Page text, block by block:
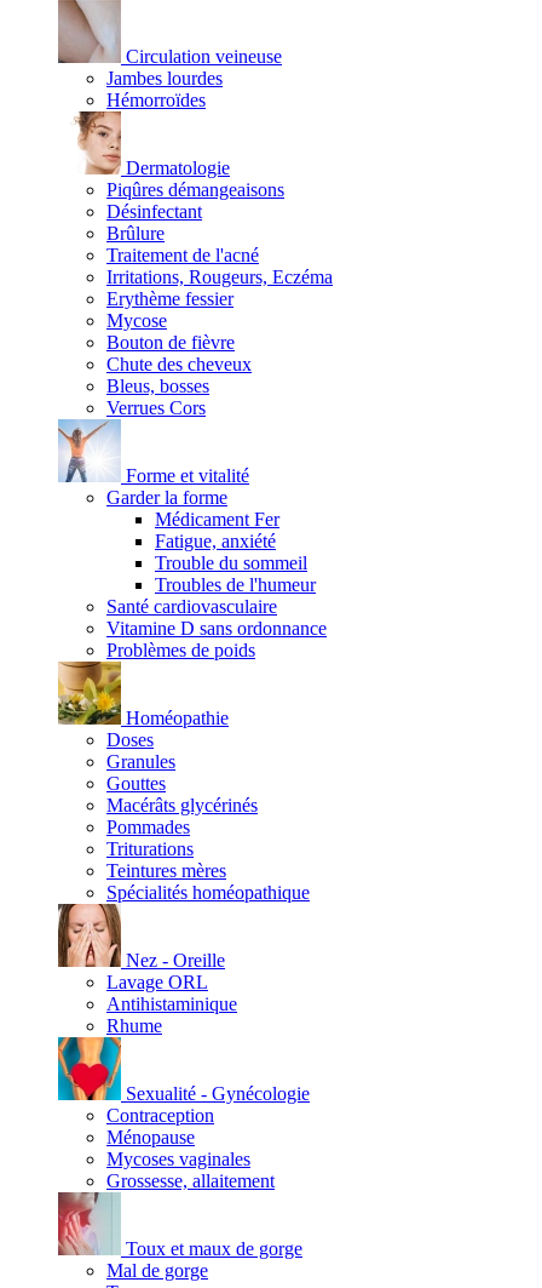
Circulation veineuse
Jambes lourdes
Hémorroïdes
Dermatologie
Piqûres démangeaisons
Désinfectant
Brûlure
Traitement de l'acné
Irritations, Rougeurs, Eczéma
Erythème fessier
Mycose
Bouton de fièvre
Chute des cheveux
Bleus, bosses
Verrues Cors
Forme et vitalité
Garder la forme
Médicament Fer
Fatigue, anxiété
Trouble du sommeil
Troubles de l'humeur
Santé cardiovasculaire
Vitamine D sans ordonnance
Problèmes de poids
Homéopathie
Doses
Granules
Gouttes
Macérâts glycérinés
Pommades
Triturations
Teintures mères
Spécialités homéopathique
Nez - Oreille
Lavage ORL
Antihistaminique
Rhume
Sexualité - Gynécologie
Contraception
Ménopause
Mycoses vaginales
Grossesse, allaitement
Toux et maux de gorge
Mal de gorge